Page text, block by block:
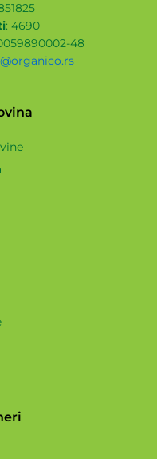
: 4690
48